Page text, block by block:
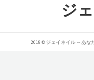
ジ
2018 © ジェイネイル ～あな